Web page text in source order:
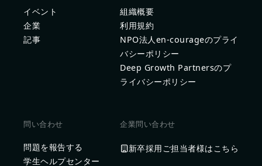
イベント
企業
記事
組織概要
利用規約
NPO法人en-courageのプライ
バシーポリシー
Deep Growth Partnersのプ
ライバシーポリシー
問い合わせ
問題を報告する
学生ヘルプセンター
企業問い合わせ
新卒採用ご担当者様はこちら